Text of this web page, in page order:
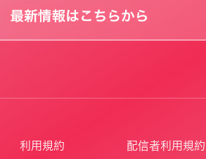
利用規約 配信者利用規約